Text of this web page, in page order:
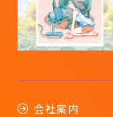
会社案内